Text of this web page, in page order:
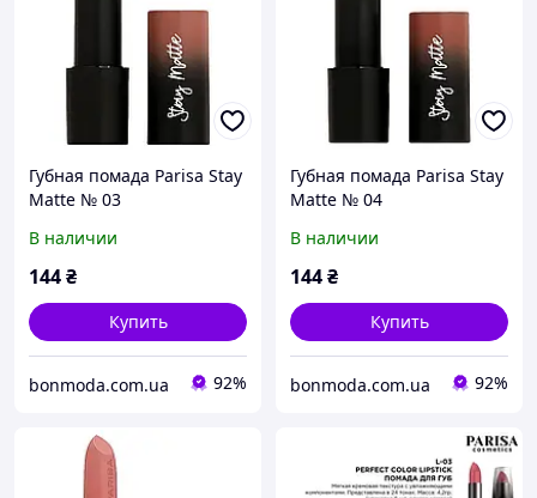
Губная помада Parisa Stay
Matte № 03
В наличии
144₴
Купить
bonmoda.com.ua 92%
Губная помада Parisa Stay
Matte № 04
В наличии
144₴
Купить
bonmoda.com.ua 92%